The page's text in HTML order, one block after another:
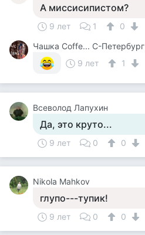
А миссисипистом?
9 лет 1
0
Чашка Cоffe... С-Петербург
9 лет
1
Всеволод Лапухин
Да, это круто...
9 лет 0 0
Nikola Mahkov
глупо---тупик!
9 лет 0 0